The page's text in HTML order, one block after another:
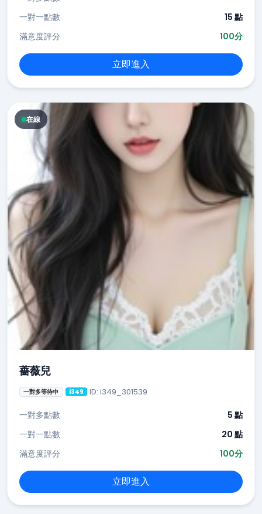
一對一點數
15 點
滿意度評分
100分
立即進入
在線
薔薇兒
一對多等待中 i349 ID: i349_301539
一對多點數
5 點
一對一點數
20 點
滿意度評分
100分
立即進入